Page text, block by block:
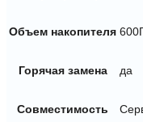
Объем накопителя
Горячая замена да
Совместимость